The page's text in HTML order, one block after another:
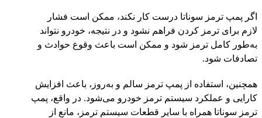
اگر پمپ ترمز سوناتا درست کار نکند، ممکن است فشار
لازم برای ترمز کردن فراهم نشود و در نتیجه، خودرو نتواند
به‌طور کامل ترمز شود و ممکن است باعث وقوع حوادث و
تصادفات شود.
همچنین، استفاده از پمپ ترمز سالم و به‌روز، باعث افزایش
کارایی و عملکرد سیستم ترمز خودرو می‌شود. در واقع، پمپ
ترمز سوناتا همراه با سایر قطعات سیستم ترمز، مانع از